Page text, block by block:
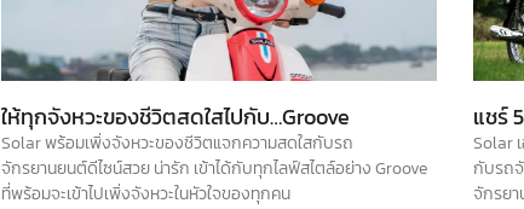
ให้ทุกจังหวะของชีวิตสดใสไปกับ…Groove
Solar พร้อมเพิ่งจังหวะของชีวิตแจกความสดใสกับรถ
จักรยานยนต์ดีไซน์สวย น่ารัก เข้าได้กับทุกไลฟ์สไตล์อย่าง Groove
ที่พร้อมจะเข้าไปเพิ่งจังหวะในหัวใจของทุกคน
แชร์
Solar
กับรถจั
จักรยา